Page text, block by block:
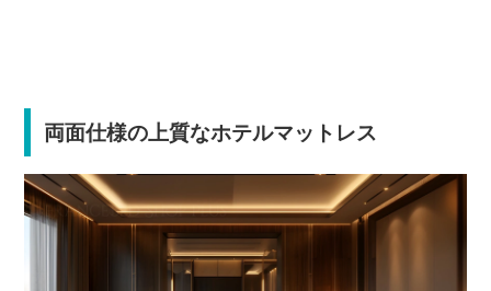
両面仕様の上質なホテルマットレス